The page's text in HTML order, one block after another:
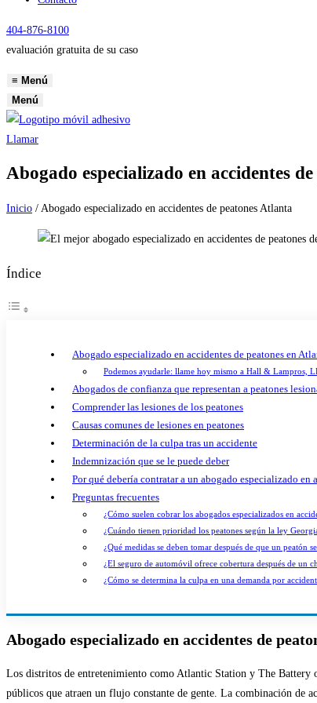
404-876-8100
evaluación gratuita de su caso
≡ Menú
Menú
Llamar
Abogado especializado en accidentes
Inicio / Abogado especializado en accidentes de peatones Atlanta
Índice
Abogado especializado en accidentes de peatones en
Podemos ayudarle: llame hoy mismo a Hall & Lampros,
Abogados de confianza que representan a peatones
Comprender las lesiones de los peatones
Causas comunes de lesiones en peatones
Determinación de la culpa tras un accidente
Indemnización que se le puede deber
Por qué debería contratar a un abogado especializado en
Preguntas frecuentes
¿Cómo suelen cobrar los abogados especializados en
¿Cuándo tienen prioridad los peatones según la ley
¿Qué medidas se deben tomar después de que un peatón
¿El seguro de automóvil ofrece cobertura después de un
¿Cómo se determina la culpa en una demanda por
Abogado especializado en accidentes de
Los distritos de entretenimiento como Atlantic Station y The Battery
públicos que atraen un flujo constante de gente. La combinación de